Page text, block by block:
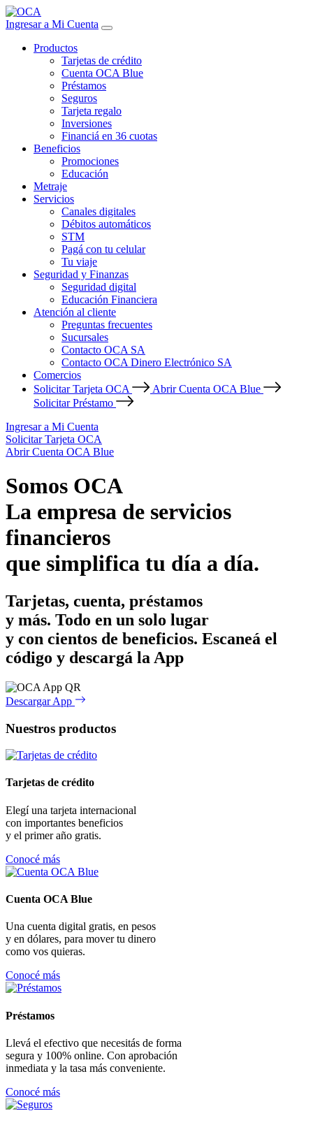
Ingresar a Mi Cuenta
Productos
Tarjetas de crédito
Cuenta OCA Blue
Préstamos
Seguros
Tarjeta regalo
Inversiones
Financiá en 36 cuotas
Beneficios
Promociones
Educación
Metraje
Servicios
Canales digitales
Débitos automáticos
STM
Pagá con tu celular
Tu viaje
Seguridad y Finanzas
Seguridad digital
Educación Financiera
Atención al cliente
Preguntas frecuentes
Sucursales
Contacto OCA SA
Contacto OCA Dinero Electrónico SA
Comercios
Solicitar Tarjeta OCA
Abrir Cuenta OCA Blue
Solicitar Préstamo
Ingresar a Mi Cuenta
Solicitar Tarjeta OCA
Abrir Cuenta OCA Blue
Somos OCA
La empresa de servicios
financieros
que simplifica tu día a día.
Tarjetas, cuenta, préstamos
y más. Todo en un solo lugar
y con cientos de beneficios. Escaneá el
código y descargá la App
Descargar App
Nuestros productos
Tarjetas de crédito
Elegí una tarjeta internacional
con importantes beneficios
y el primer año gratis.
Conocé más
Cuenta OCA Blue
Una cuenta digital gratis, en pesos
y en dólares, para mover tu dinero
como vos quieras.
Conocé más
Préstamos
Llevá el efectivo que necesitás de forma
segura y 100% online. Con aprobación
inmediata y la tasa más conveniente.
Conocé más